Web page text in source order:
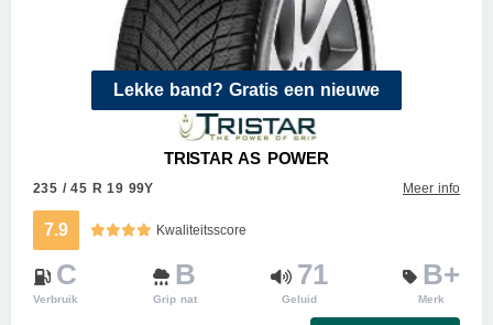
Lekke band? Gratis een nieuwe
TRISTAR AS POWER
235 / 45 R 19 99Y Meer info
7.9 Kwaliteitsscore
C
Verbruik
B
Grip nat
71
Geluid
B+
Merk